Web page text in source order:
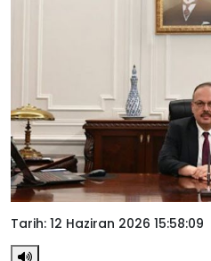
Tarih: 12 Haziran 2026 15:58:09